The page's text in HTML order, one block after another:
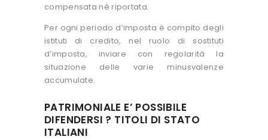
compensata né riportata.
Per ogni periodo d’imposta è compito degli
istituti di credito, nel ruolo di sostituti
d’imposta, inviare con regolarità la
situazione delle varie minusvalenze
accumulate.
PATRIMONIALE E’ POSSIBILE
DIFENDERSI ? TITOLI DI STATO
ITALIANI